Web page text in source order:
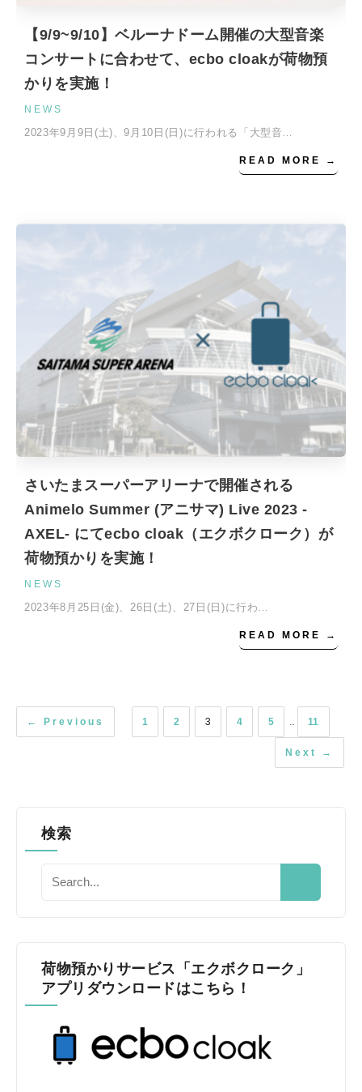
【9/9~9/10】ベルーナドーム開催の大型音楽
コンサートに合わせて、ecbo cloakが荷物預
かりを実施！
NEWS
2023年9月9日(土)、9月10日(日)に行われる「大型音…
READ MORE →
さいたまスーパーアリーナで開催される
Animelo Summer (アニサマ) Live 2023 -
AXEL- にてecbo cloak（エクボクローク）が
荷物預かりを実施！
NEWS
2023年8月25日(金)、26日(土)、27日(日)に行わ…
READ MORE →
← Previous 1 2 3 4 5 … 11
Next →
検索
荷物預かりサービス「エクボクローク」
アプリダウンロードはこちら！